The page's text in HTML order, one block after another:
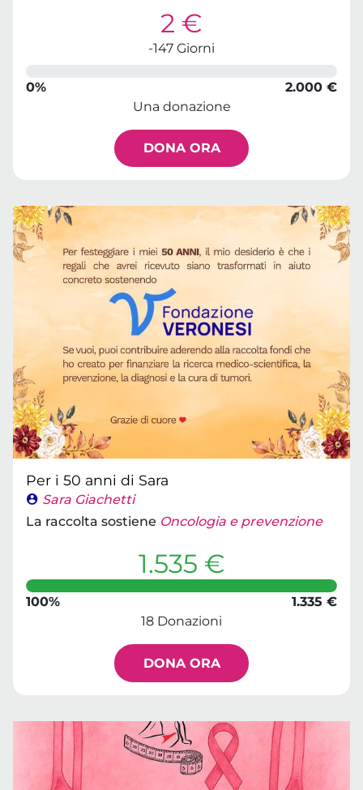
2 €
-147 Giorni
0%
2.000 €
Una donazione
DONA ORA
Per i 50 anni di Sara
Sara Giachetti
La raccolta sostiene Oncologia e prevenzione
1.535 €
100%
1.335 €
18 Donazioni
DONA ORA